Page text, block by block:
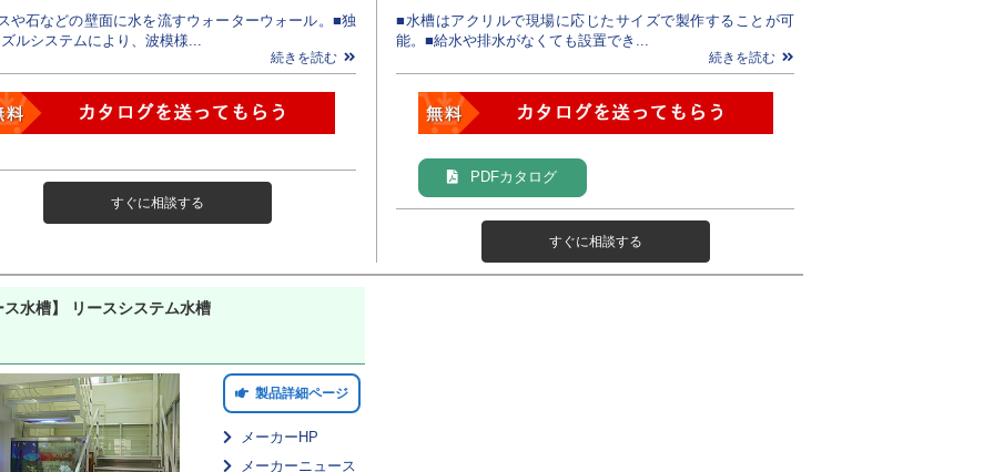
や石などの壁面に水を流すウォーターウォール。■独
ルシステムにより、波模様...
続きを読む
すぐに相談する
■水槽はアクリルで現場に応じたサイズで製作することが可
能。■給水や排水がなくても設置でき...
続きを読む
PDFカタログ
すぐに相談する
ス水槽】 リースシステム水槽
製品詳細ページ
メーカーHP
メーカーニュース